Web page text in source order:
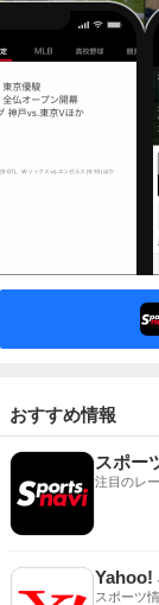
おすすめ情報
スポー
注目のレ
Yahoo!
スポーツ